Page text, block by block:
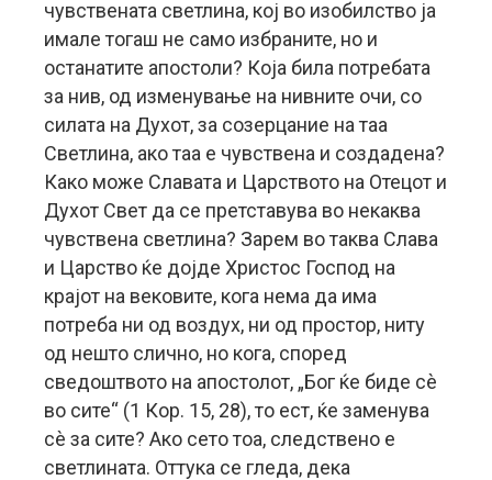
чувствената светлина, кој во изобилство ја
имале тогаш не само избраните, но и
останатите апостоли? Која била потребата
за нив, од изменување на нивните очи, со
силата на Духот, за созерцание на таа
Светлина, ако таа е чувствена и создадена?
Како може Славата и Царството на Отецот и
Духот Свет да се претставува во некаква
чувствена светлина? Зарем во таква Слава
и Царство ќе дојде Христос Господ на
крајот на вековите, кога нема да има
потреба ни од воздух, ни од простор, ниту
од нешто слично, но кога, според
сведоштвото на апостолот, „Бог ќе биде сè
во сите“ (1 Кор. 15, 28), то ест, ќе заменува
сè за сите? Ако сето тоа, следствено е
светлината. Оттука се гледа, дека